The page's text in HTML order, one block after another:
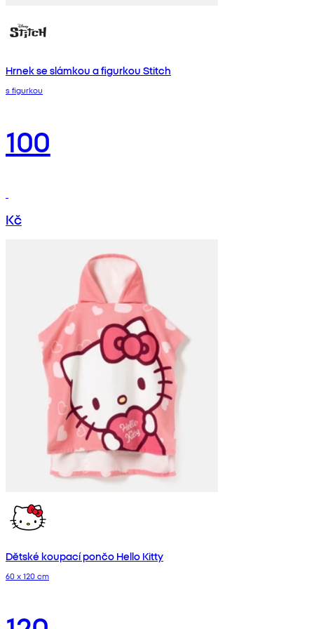
Hrnek se slámkou a figurkou Stitch
s figurkou
100
Kč
Dětské koupací pončo Hello Kitty
60 x 120 cm